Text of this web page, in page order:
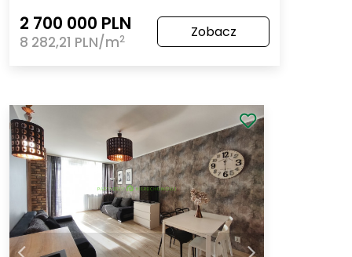
2 700 000 PLN
8 282,21 PLN/m2 Zobacz